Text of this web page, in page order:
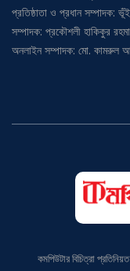
প্রতিষ্ঠাতা ও প্রধান সম্পাদক:
সম্পাদক: প্রকৌশলী হাকিকুর
অনলাইন সম্পাদক: মো. কামরুল
কমপিউটার বিচিত্রা